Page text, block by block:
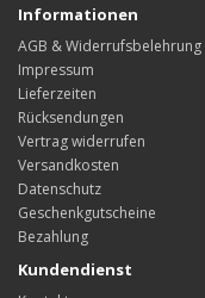
Informationen
AGB & Widerrufsbelehrung
Impressum
Lieferzeiten
Rücksendungen
Vertrag widerrufen
Versandkosten
Datenschutz
Geschenkgutscheine
Bezahlung
Kundendienst